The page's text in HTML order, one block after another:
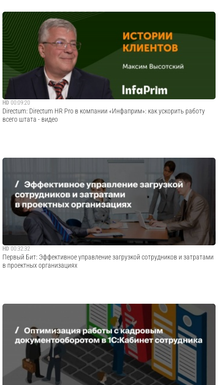
HD 00:09:20
Directum: Directum HR Pro в компании «Инфаприм»: как ускорить работу
всего штата - видео
HD 00:32:32
Первый Бит: Эффективное управление загрузкой сотрудников и затратами
в проектных организациях